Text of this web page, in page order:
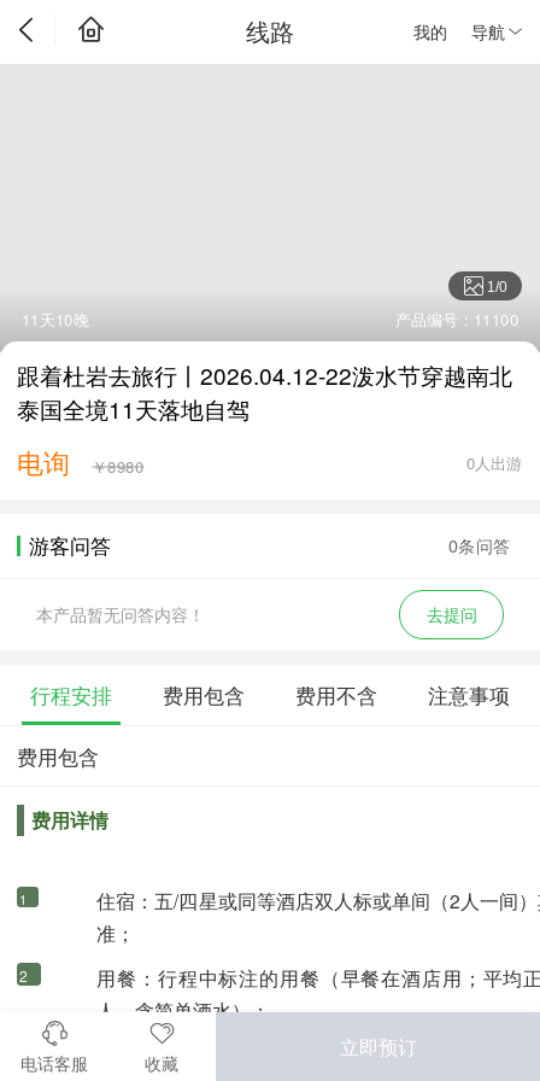
我的 导航
线路
1/0
11天10晚 产品编号：11100
跟着杜岩去旅行丨2026.04.12-22泼水节穿越南北
泰国全境11天落地自驾
电询 ￥8980 0人出游
游客问答 0条问答
本产品暂无问答内容！ 去提问
行程安排 费用包含 费用不含 注意事项
费用包含
费用详情
1
住宿：五/四星或同等酒店双人标或单间（2人一间
准；
2
用餐：行程中标注的用餐（早餐在酒店用；平均
人，含简单酒水）；
3 景点：行程所列首到景点门票费；
电话客服 收藏
立即预订